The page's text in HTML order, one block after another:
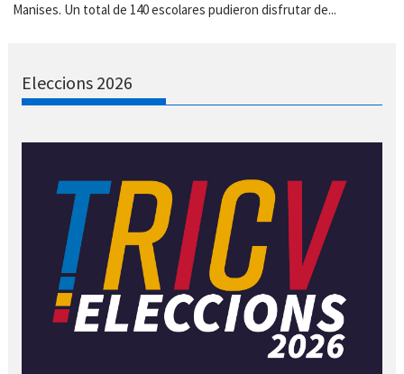
Manises. Un total de 140 escolares pudieron disfrutar de...
Eleccions 2026